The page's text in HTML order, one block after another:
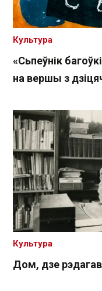
«Сьпеўнік
на вершы з
Культура
Дом, дзе
Культура